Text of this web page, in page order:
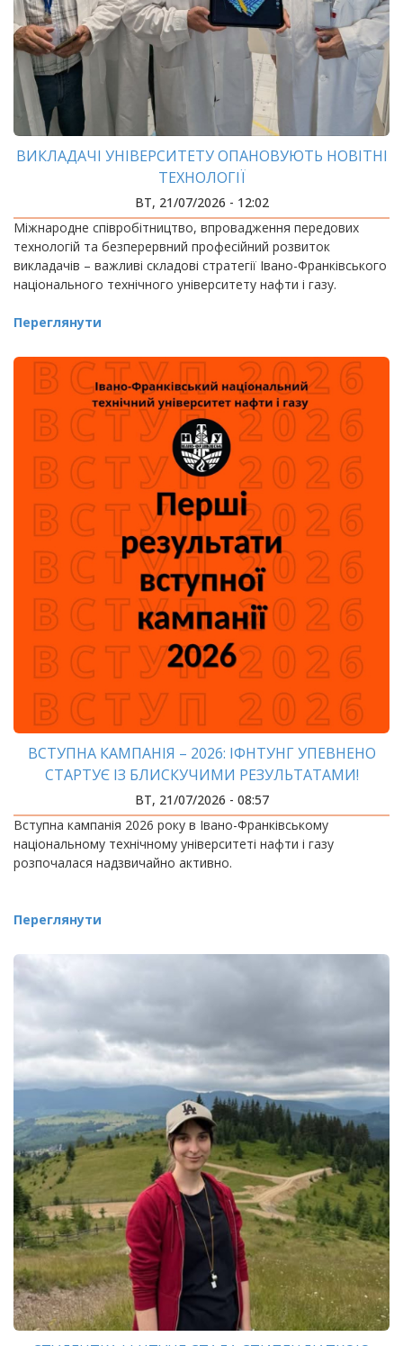
ВИКЛАДАЧІ УНІВЕРСИТЕТУ ОПАНОВУЮТЬ НОВІТНІ
ТЕХНОЛОГІЇ
ВТ, 21/07/2026 - 12:02
Міжнародне співробітництво, впровадження передових
технологій та безперервний професійний розвиток
викладачів – важливі складові стратегії Івано-Франківського
національного технічного університету нафти і газу.
Переглянути
ВСТУПНА КАМПАНІЯ – 2026: ІФНТУНГ УПЕВНЕНО
СТАРТУЄ ІЗ БЛИСКУЧИМИ РЕЗУЛЬТАТАМИ!
ВТ, 21/07/2026 - 08:57
Вступна кампанія 2026 року в Івано-Франківському
національному технічному університеті нафти і газу
розпочалася надзвичайно активно.
Переглянути